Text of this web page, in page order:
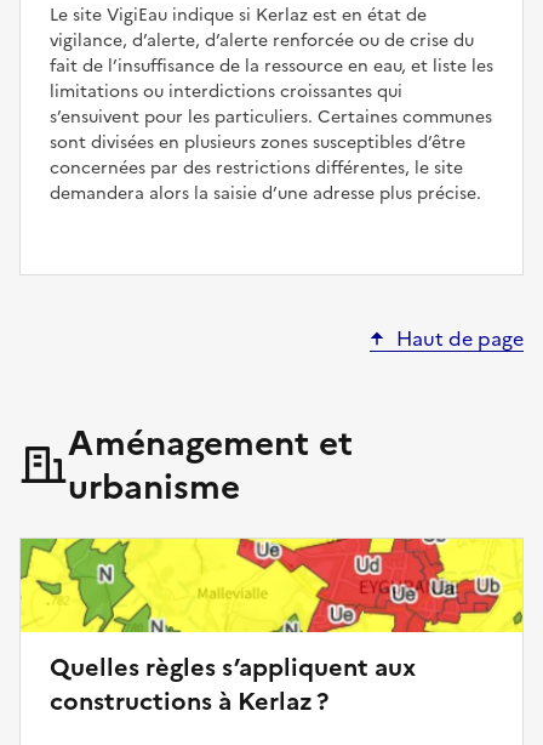
Le site VigiEau indique si Kerlaz est en état de
vigilance, d’alerte, d’alerte renforcée ou de crise du
fait de l’insuffisance de la ressource en eau, et liste les
limitations ou interdictions croissantes qui
s’ensuivent pour les particuliers. Certaines communes
sont divisées en plusieurs zones susceptibles d’être
concernées par des restrictions différentes, le site
demandera alors la saisie d’une adresse plus précise.
Haut de page
Aménagement et
urbanisme
Quelles règles s’appliquent aux
constructions à Kerlaz ?